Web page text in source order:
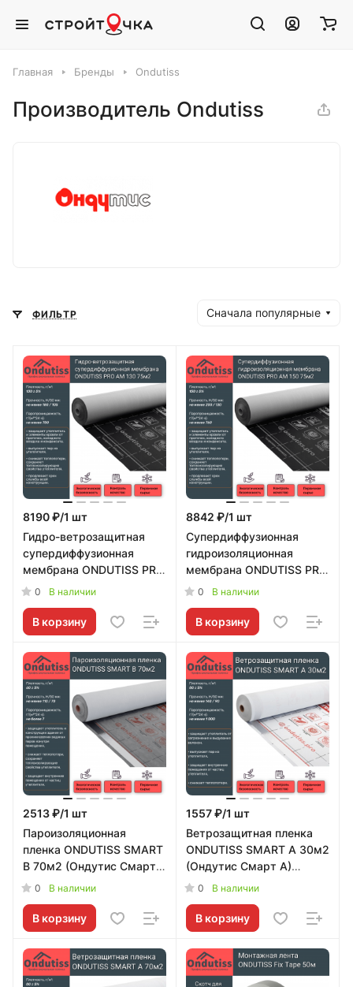
Главная Бренды Ondutiss
Производитель Ondutiss
ФИЛЬТР Сначала популярные
8190 ₽/1 шт
Гидро-ветрозащитная
супердиффузионная
мембрана ONDUTISS PRO
AM 130 75м2 (Ондутис
0 В наличии
В корзину
8842 ₽/1 шт
Супердиффузионная
гидроизоляционная
мембрана ONDUTISS PRO
AM 150 75м2 (Ондутис
0 В наличии
В корзину
2513 ₽/1 шт
Пароизоляционная
пленка ONDUTISS SMART
B 70м2 (Ондутис Смарт
Б) Ondutiss
0 В наличии
В корзину
1557 ₽/1 шт
Ветрозащитная пленка
ONDUTISS SMART A 30м2
(Ондутис Смарт А)
Ondutiss
0 В наличии
В корзину